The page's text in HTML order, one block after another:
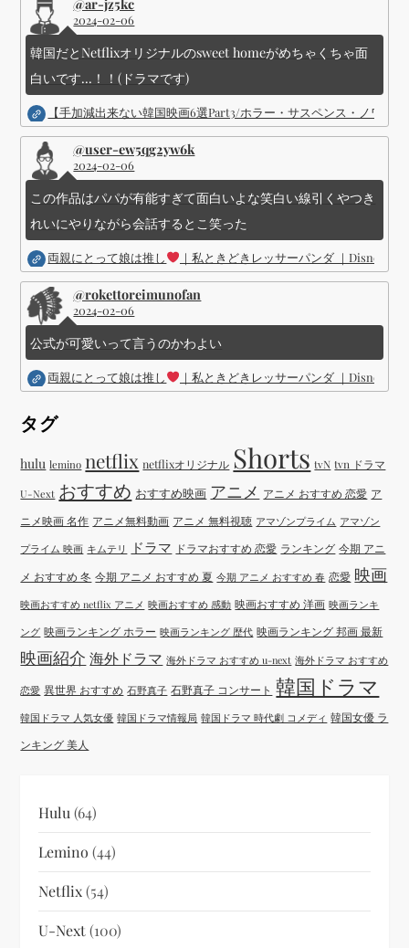
@ar-jz5kc
2024-02-06
韓国だとNetflixオリジナルのsweet homeがめちゃくちゃ面
白いです...！！(ドラマです)
【手加減出来ない韓国映画6選Part3/ホラー・サスペンス・ノワー
@user-ew5qg2yw6k
2024-02-06
この作品はパパが有能すぎて面白いよな笑白い線引くやつき
れいにやりながら会話するとこ笑った
両親にとって娘は推し ｜私ときどきレッサーパンダ ｜Disney (
@rokettoreimunofan
2024-02-06
公式が可愛いって言うのかわよい
両親にとって娘は推し ｜私ときどきレッサーパンダ ｜Disney (
タグ
hulu lemino netflix netflixオリジナル Shorts tvN tvn ドラマ
U-Next おすすめ おすすめ映画 アニメ アニメ おすすめ 恋愛 ア
ニメ映画 名作 アニメ無料動画 アニメ 無料視聴 アマゾンプライム アマゾン
プライム 映画 キムテリ ドラマ ドラマおすすめ 恋愛 ランキング 今期 アニ
メ おすすめ 冬 今期 アニメ おすすめ 夏 今期 アニメ おすすめ 春 恋愛 映画
映画おすすめ netflix アニメ 映画おすすめ 感動 映画おすすめ 洋画 映画ランキ
ング 映画ランキング ホラー 映画ランキング 歴代 映画ランキング 邦画 最新
映画紹介 海外ドラマ 海外ドラマ おすすめ u-next 海外ドラマ おすすめ
恋愛 異世界 おすすめ 石野真子 石野真子 コンサート 韓国ドラマ
韓国ドラマ 人気女優 韓国ドラマ情報局 韓国ドラマ 時代劇 コメディ 韓国女優 ラ
ンキング 美人
Hulu (64)
Lemino (44)
Netflix(54)
U-Next(100)